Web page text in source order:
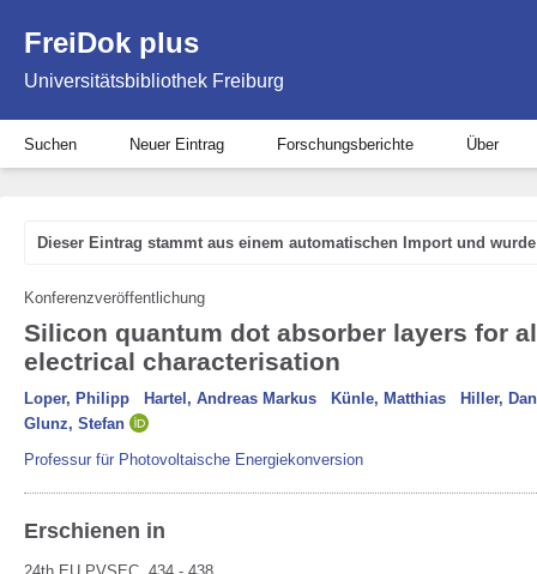
FreiDok plus
Universitätsbibliothek Freiburg
Suchen Neuer Eintrag Forschungsberichte Über
Dieser Eintrag stammt aus einem automatischen Import und
Konferenzveröffentlichung
Silicon quantum dot absorber layers for
electrical characterisation
Loper, Philipp Hartel, Andreas Markus Künle, Matthias
Hiller,
Glunz, Stefan
Professur für Photovoltaische Energiekonversion
Erschienen in